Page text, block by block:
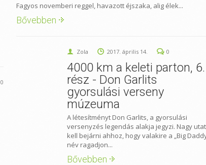
0
Fagyos novemberi reggel, havazott éjszaka, alig élek...
Bővebben
Zola 2017. április 14. 0
4000 km a keleti parton, 6.
rész - Don Garlits
gyorsulási verseny
múzeuma
A létesítményt Don Garlits, a gyorsulási
versenyzés legendás alakja jegyzi. Nagy utat
kell bejárni ahhoz, hogy valakire a „Big
név ragadjon...
Bővebben